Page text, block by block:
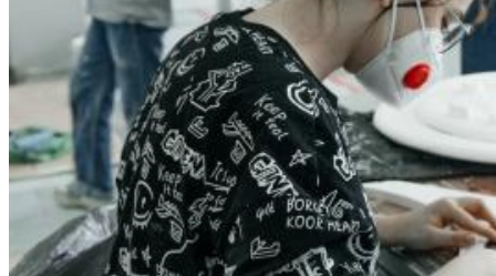
подписчиков в "МАКСе"
08.08.2026 | 20:01
Состав ХК ЦСК ВВС пополнили два нападающих
08.08.2026 | 19:39
Вячеслав Федорищев: "В Самарской области сильные,
спортивные и талантливые люди"
08.08.2026 | 19:11
8 августа самарские "Крылья Советов" на домашнем стадионе
уступили "Балтике"
08.08.2026 | 18:41
Вячеслав Федорищев: "У нас очень сильная федерация
прыжков на батуте"
08.08.2026 | 17:57